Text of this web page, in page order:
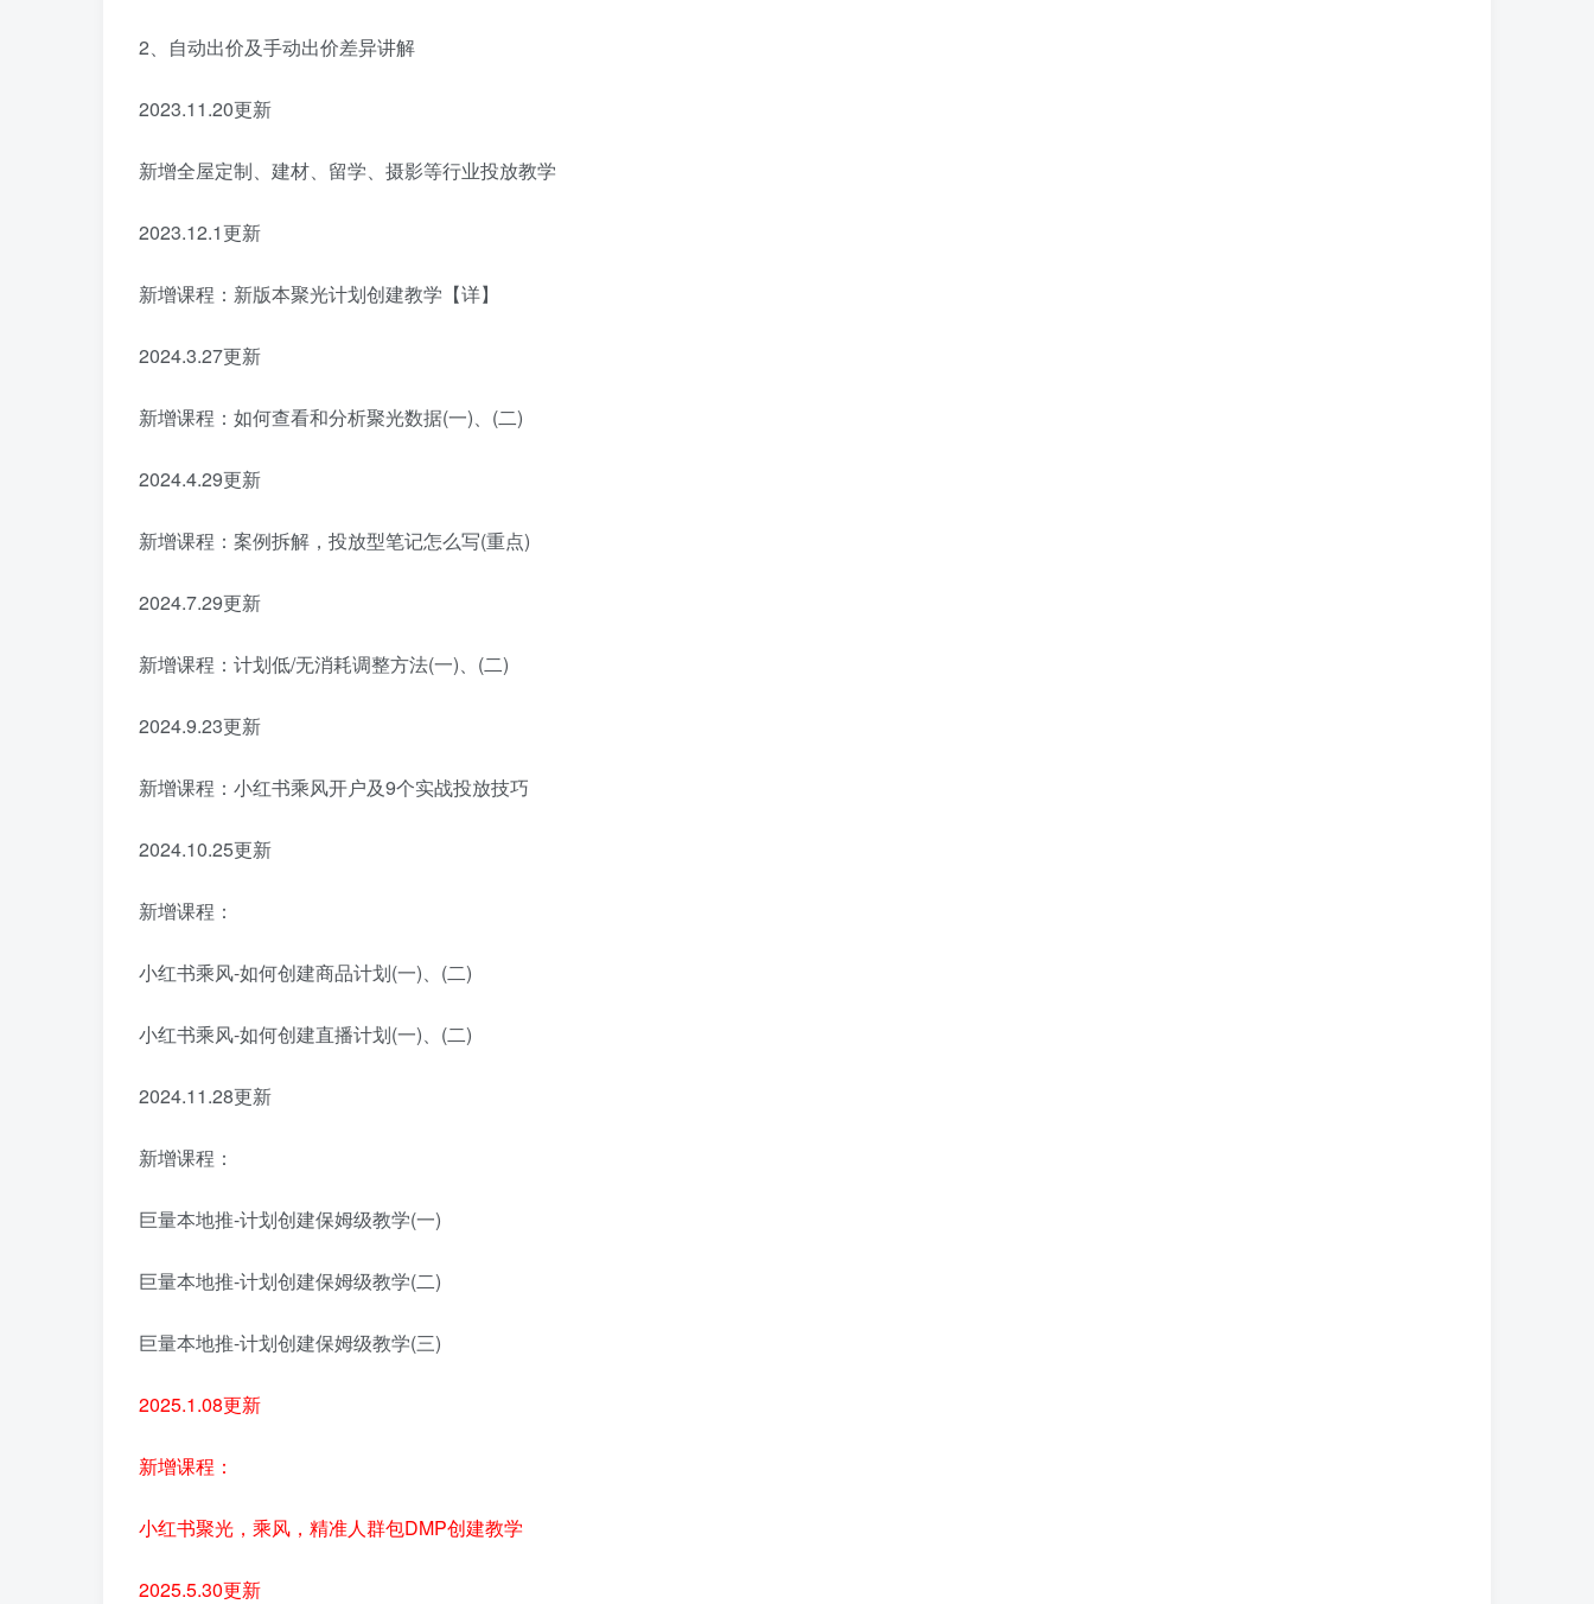
2、自动出价及手动出价差异讲解
2023.11.20更新
新增全屋定制、建材、留学、摄影等行业投放教学
2023.12.1更新
新增课程：新版本聚光计划创建教学【详】
2024.3.27更新
新增课程：如何查看和分析聚光数据(一)、(二)
2024.4.29更新
新增课程：案例拆解，投放型笔记怎么写(重点)
2024.7.29更新
新增课程：计划低/无消耗调整方法(一)、(二)
2024.9.23更新
新增课程：小红书乘风开户及9个实战投放技巧
2024.10.25更新
新增课程：
小红书乘风-如何创建商品计划(一)、(二)
小红书乘风-如何创建直播计划(一)、(二)
2024.11.28更新
新增课程：
巨量本地推-计划创建保姆级教学(一)
巨量本地推-计划创建保姆级教学(二)
巨量本地推-计划创建保姆级教学(三)
2025.1.08更新
新增课程：
小红书聚光，乘风，精准人群包DMP创建教学
2025.5.30更新